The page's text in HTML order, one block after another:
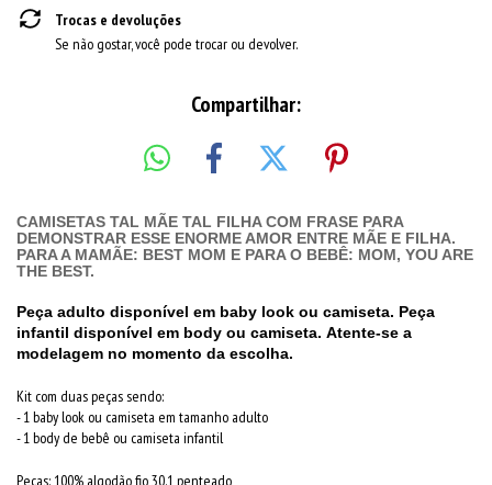
Trocas e devoluções
Se não gostar, você pode trocar ou devolver.
Compartilhar:
CAMISETAS TAL MÃE TAL FILHA COM FRASE PARA
DEMONSTRAR ESSE ENORME AMOR ENTRE MÃE E FILHA.
PARA A MAMÃE: BEST MOM E PARA O BEBÊ: MOM, YOU ARE
THE BEST.
Peça adulto disponível em baby look ou camiseta. Peça
infantil disponível em body ou camiseta. Atente-se a
modelagem no momento da escolha.
Kit com duas peças sendo:
- 1 baby look ou camiseta em tamanho adulto
- 1 body de bebê ou camiseta infantil
Peças: 100% algodão fio 30.1 penteado